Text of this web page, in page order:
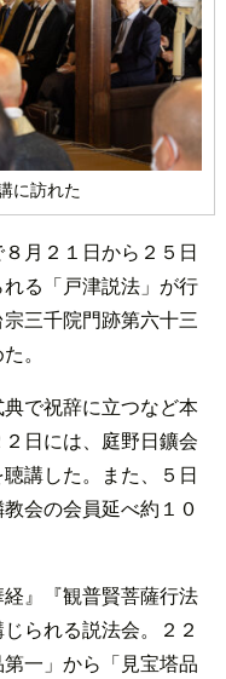
に訪れた
月２１日から２５日
る「戸津説法」が行
三千院門跡第六十三
。
で祝辞に立つなど本
日には、庭野日鑛会
講した。また、５日
会の会員延べ約１０
』『観普賢菩薩行法
られる説法会。２２
一」から「見宝塔品